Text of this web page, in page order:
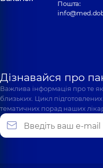
Пошта:
Дізнавайся про
Важлива інформація про те
близьких. Цикл
тематичних порад наших